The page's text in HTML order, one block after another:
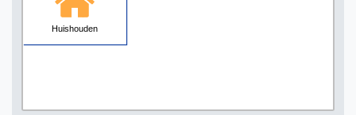
Huishouden